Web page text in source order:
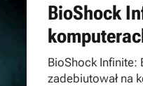
BioShock
BioShock Infinite:
zadebiutował na